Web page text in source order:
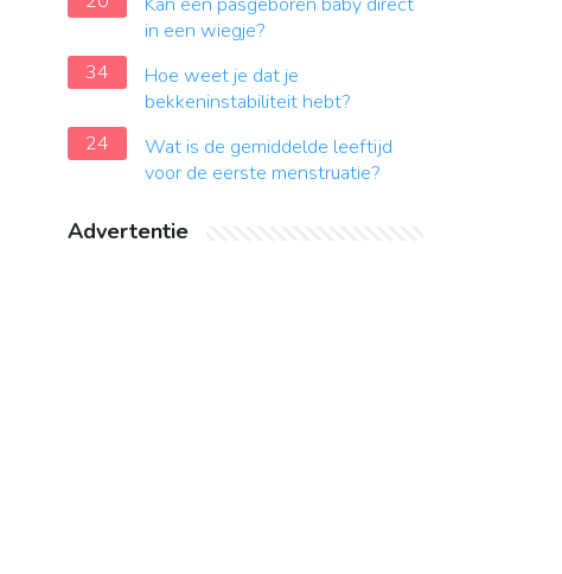
in een wiegje?
34
Hoe weet je dat je
bekkeninstabiliteit hebt?
24
Wat is de gemiddelde leeftijd
voor de eerste menstruatie?
Advertentie